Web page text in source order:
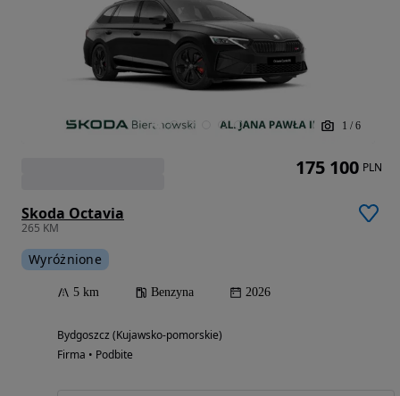
1 / 6
Skoda Octavia
265 KM
Wyróżnione
5 km Benzyna 2026
Bydgoszcz (Kujawsko-pomorskie)
Firma • Podbite
175 100 PLN